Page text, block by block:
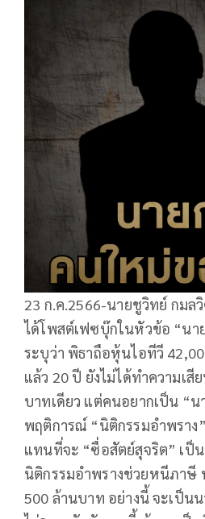
23 ก.ค.2566-นายชูวิทย์ กมล
ได้โพสต์เฟซบุ๊กในหัวข้อ “นา
ระบุว่า พิธาถือหุ้นไอทีวี
แล้ว 20 ปี ยังไม่ได้ทำความเ
บาทเดียว แต่คนอยากเป็น “น
พฤติการณ์ “นิติกรรมอำพราง
แทนที่จะ “ซื่อสัตย์สุจริต” เป็
นิติกรรมอำพรางช่วยหนีภาษี
500 ล้านบาท อย่างนี้ จะเป็น